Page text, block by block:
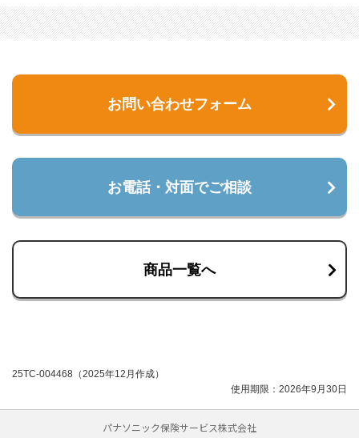
お問い合わせフォーム
お電話・対面でご相談
商品一覧へ
25TC-004468（2025年12月作成）
使用期限：2026年9月30日
パナソニック保険サービス株式会社